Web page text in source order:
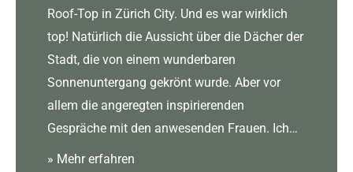
Roof-Top in Zürich City. Und es war wirklich
top! Natürlich die Aussicht über die Dächer der
Stadt, die von einem wunderbaren
Sonnenuntergang gekrönt wurde. Aber vor
allem die angeregten inspirierenden
Gespräche mit den anwesenden Frauen. Ich…
» Mehr erfahren